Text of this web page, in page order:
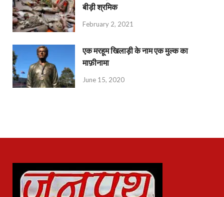
बीड़ी श्रमिक
February 2, 2021
एक मरहूम खिलाड़ी के नाम एक मुल्क का
माफ़ीनामा
June 15, 2020